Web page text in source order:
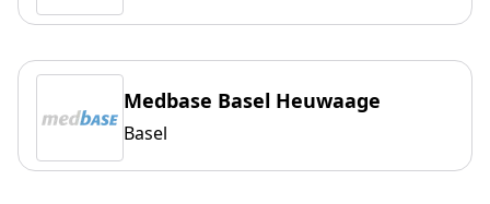
Medbase Basel Heuwaage
Basel